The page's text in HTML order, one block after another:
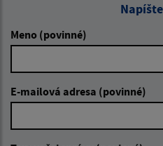
Meno (povinné)
E-mailová adresa (povinné)